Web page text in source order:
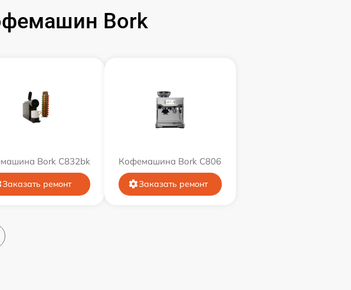
Bork
Bork C832bk
Заказать ремонт
Кофемашина Bork C806
Заказать ремонт